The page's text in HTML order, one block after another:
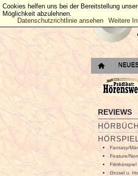
REVIEWS
Fantasy/
Feature/
Filmhörspiel
Grusel u.
Cookies helfen uns bei der Bereitstellung
Möglichkeit abzulehnen.
Datenschutzrichtlinie ansehen
Weitere